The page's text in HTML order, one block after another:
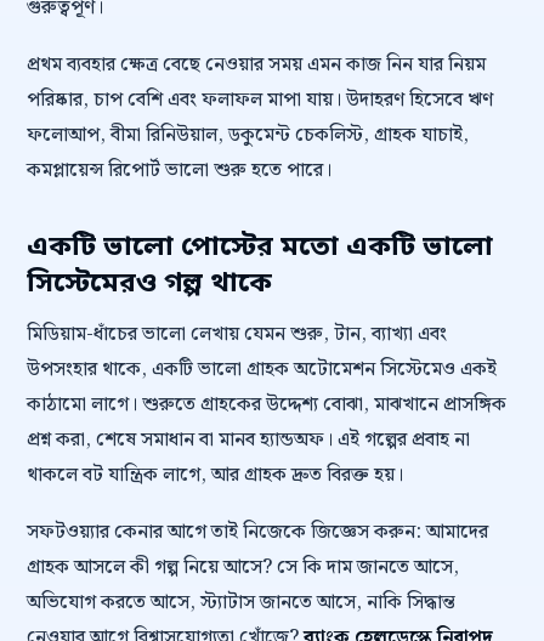
গুরুত্বপূর্ণ।
প্রথম ব্যবহার ক্ষেত্র বেছে নেওয়ার সময় এমন কাজ নিন যার নিয়ম
পরিষ্কার, চাপ বেশি এবং ফলাফল মাপা যায়। উদাহরণ হিসেবে ঋণ
ফলোআপ, বীমা রিনিউয়াল, ডকুমেন্ট চেকলিস্ট, গ্রাহক যাচাই,
কমপ্লায়েন্স রিপোর্ট ভালো শুরু হতে পারে।
একটি ভালো পোস্টের মতো একটি ভালো
সিস্টেমেরও গল্প থাকে
মিডিয়াম-ধাঁচের ভালো লেখায় যেমন শুরু, টান, ব্যাখ্যা এবং
উপসংহার থাকে, একটি ভালো গ্রাহক অটোমেশন সিস্টেমেও একই
কাঠামো লাগে। শুরুতে গ্রাহকের উদ্দেশ্য বোঝা, মাঝখানে প্রাসঙ্গিক
প্রশ্ন করা, শেষে সমাধান বা মানব হ্যান্ডঅফ। এই গল্পের প্রবাহ না
থাকলে বট যান্ত্রিক লাগে, আর গ্রাহক দ্রুত বিরক্ত হয়।
সফটওয়্যার কেনার আগে তাই নিজেকে জিজ্ঞেস করুন: আমাদের
গ্রাহক আসলে কী গল্প নিয়ে আসে? সে কি দাম জানতে আসে,
অভিযোগ করতে আসে, স্ট্যাটাস জানতে আসে, নাকি সিদ্ধান্ত